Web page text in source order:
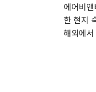
에어비
한 현지
해외에